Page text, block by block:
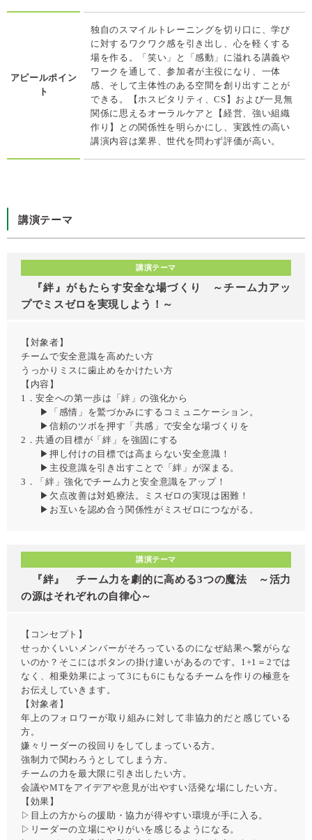
アピールポイン
ト
独自のスマイルトレーニングを切り口に、学び
に対するワクワク感を引き出し、心を軽くする
場を作る。「笑い」と「感動」に溢れる講義や
ワークを通して、参加者が主役になり、一体
感、そして主体性のある空間を創り出すことが
できる。【ホスピタリティ、CS】および一見無
関係に思えるオーラルケアと【経営、強い組織
作り】との関係性を明らかにし、実践性の高い
講演内容は業界、世代を問わず評価が高い。
講演テーマ
講演テーマ
『絆』がもたらす安全な場づくり ～チーム力アッ
プでミスゼロを実現しよう！～
【対象者】
チームで安全意識を高めたい方
うっかりミスに歯止めをかけたい方
【内容】
1．安全への第一歩は「絆」の強化から
▶「感情」を鷲づかみにするコミュニケーション。
▶信頼のツボを押す「共感」で安全な場づくりを
2．共通の目標が「絆」を強固にする
▶押し付けの目標では高まらない安全意識！
▶主役意識を引き出すことで「絆」が深まる。
3．「絆」強化でチーム力と安全意識をアップ！
▶欠点改善は対処療法。ミスゼロの実現は困難！
▶お互いを認め合う関係性がミスゼロにつながる。
講演テーマ
『絆』 チーム力を劇的に高める3つの魔法 ～活力
の源はそれぞれの自律心～
【コンセプト】
せっかくいいメンバーがそろっているのになぜ結果へ繋がらな
いのか？そこにはボタンの掛け違いがあるのです。1+1＝2では
なく、相乗効果によって3にも6にもなるチームを作りの極意を
お伝えしていきます。
【対象者】
年上のフォロワーが取り組みに対して非協力的だと感じている
方。
嫌々リーダーの役回りをしてしまっている方。
強制力で関わろうとしてしまう方。
チームの力を最大限に引き出したい方。
会議やMTをアイデアや意見が出やすい活発な場にしたい方。
【効果】
▷目上の方からの援助・協力が得やすい環境が手に入る。
▷リーダーの立場にやりがいを感じるようになる。